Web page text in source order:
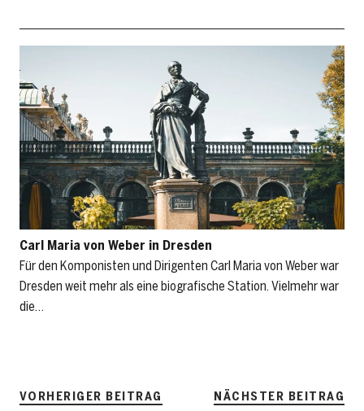
Carl Maria von Weber in Dresden
Für den Komponisten und Dirigenten Carl Maria von Weber war
Dresden weit mehr als eine biografische Station. Vielmehr war
die…
VORHERIGER BEITRAG NÄCHSTER BEITRAG